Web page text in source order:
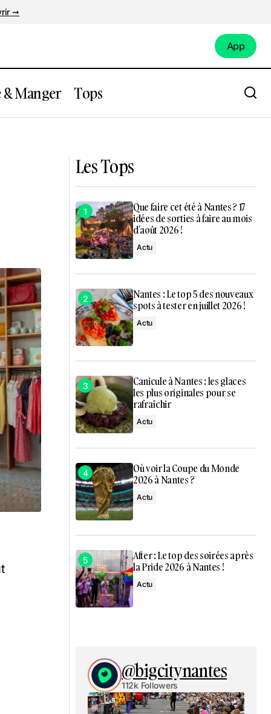
➞
App
Manger Tops
Les Tops
Que faire cet été à Nantes ? 17
idées de sorties à faire au mois
d’août 2026 !
Actu
Nantes : Le top 5 des nouveaux
spots à tester en juillet 2026 !
Actu
Canicule à Nantes : les glaces
les plus originales pour se
rafraîchir
Actu
Où voir la Coupe du Monde
2026 à Nantes ?
Actu
After : Le top des soirées après
la Pride 2026 à Nantes !
Actu
@bigcitynantes
112k Followers